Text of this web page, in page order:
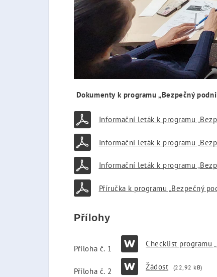
Dokumenty k programu „Bezpečný
Informační leták k programu
Informační leták k programu
Informační leták k programu
Příručka k programu „Bezpečný
Přílohy
Příloha č. 1 Checklist programu
Příloha č. 2 Žádost (22,92 kB)